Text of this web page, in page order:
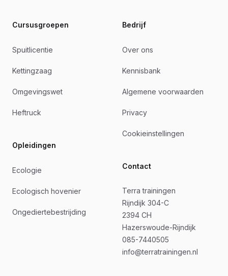
Cursusgroepen
Spuitlicentie
Kettingzaag
Omgevingswet
Heftruck
Opleidingen
Ecologie
Ecologisch hovenier
Ongediertebestrijding
Bedrijf
Over ons
Kennisbank
Algemene voorwaarden
Privacy
Cookieinstellingen
Contact
Terra trainingen
Rijndijk 304-C
2394 CH
Hazerswoude-Rijndijk
085-7440505
info@terratrainingen.nl